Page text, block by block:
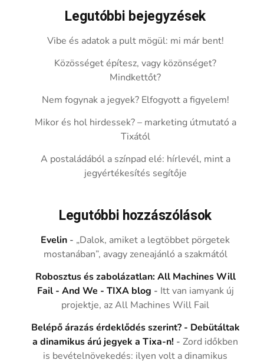
Legutóbbi bejegyzések
Vibe és adatok a pult mögül: mi már bent!
Közösséget építesz, vagy közönséget?
Mindkettőt?
Nem fogynak a jegyek? Elfogyott a figyelem!
Mikor és hol hirdessek? – marketing útmutató a
Tixától
A postaládából a színpad elé: hírlevél, mint a
jegyértékesítés segítője
Legutóbbi hozzászólások
Evelin - „Dalok, amiket a legtöbbet pörgetek
mostanában”, avagy zeneajánló a szakmától
Robosztus és zabolázatlan: All Machines Will
Fail - And We - TIXA blog - Itt van iamyank új
projektje, az All Machines Will Fail
Belépő árazás érdeklődés szerint? - Debütáltak
a dinamikus árú jegyek a Tixa-n! -Zord időkben
is bevételnövekedés: ilyen volt a dinamikus